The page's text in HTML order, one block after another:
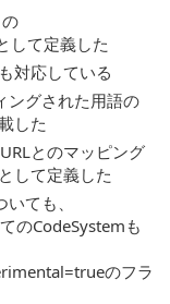
して定義した
対応している
ングされた用語の
した
とのマッピング
して定義した
ても、
のCodeSystemも
のフラ